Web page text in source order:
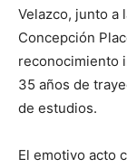
Velazco, junto a
Concepción
reconocimiento
35 años de
de estudios.
El emotivo acto